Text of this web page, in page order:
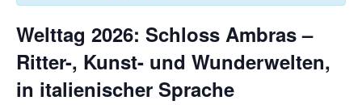
Welttag 2026: Schloss Ambras –
Ritter-, Kunst- und Wunderwelten,
in italienischer Sprache